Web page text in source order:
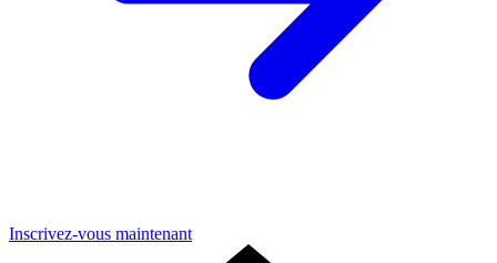
Inscrivez-vous maintenant